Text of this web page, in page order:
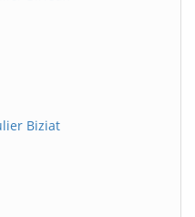
Biziat